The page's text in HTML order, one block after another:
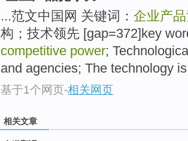
...范文中国网 关键词： 企业产
构；技术领先 [gap=372]key
competitive power;
and agencies; The technology
基于1个网页-相关网页
相关文章